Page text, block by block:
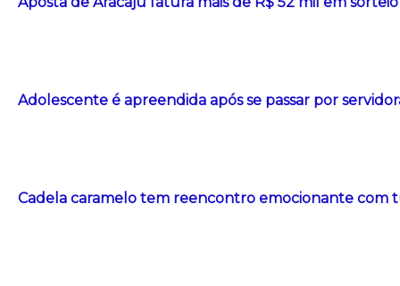
Adolescente é apreendida após se passar por
Cadela caramelo tem reencontro emocionante com